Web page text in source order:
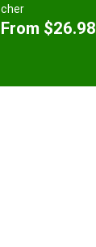
cher
From $26.98